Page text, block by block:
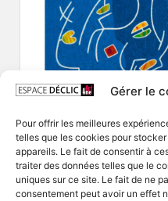
Gérer le
Pour offrir les meilleures
telles que les cookies pour
appareils. Le fait de consentir à
traiter des données telles que le
uniques sur ce site. Le fait de ne
consentement peut avoir un effet